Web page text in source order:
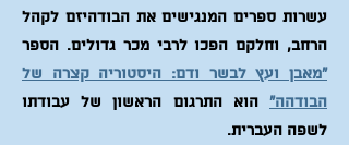
עשרות ספרים המנגישים את הבודהיזם לקהל
הרחב, וחלקם הפכו לרבי מכר גדולים. הספר
"מאבן ועץ לבשר ודם: היסטוריה קצרה של
הבודהה" הוא התרגום הראשון של עבודתו
לשפה העברית.